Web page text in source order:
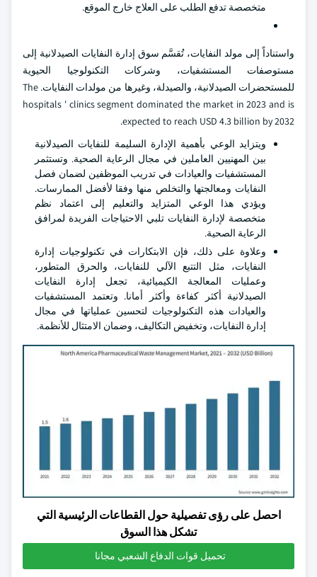
متخصصة تدفع الطلب على العلاج خارج الموقع.
واستناداً إلى مولد النفايات، تُقسَّم سوق إدارة النفايات الصيدلانية إلى
مستوصفات المستشفيات، وشركات التكنولوجيا الحيوية
للمستحضرات الصيدلانية، والصيدلة، وغيرها من مولدات النفايات. The
hospitals ' clinics segment dominated the market in 2023 and is
expected to reach USD 4.3 billion by 2032.
ويتزايد الوعي بأهمية الإدارة السليمة للنفايات الصيدلانية
بين المهنيين العاملين في مجال الرعاية الصحية. وتستثمر
المستشفيات والعيادات في تدريب الموظفين لضمان فصل
النفايات ومعالجتها والتخلص منها وفقا لأفضل الممارسات.
ويؤدي هذا الوعي المتزايد والتعليم إلى اعتماد نظم
متخصصة لإدارة النفايات تلبي الاحتياجات الفريدة لمرافق
الرعاية الصحية.
وعلاوة على ذلك، فإن الابتكارات في تكنولوجيات إدارة
النفايات، مثل التتبع الآلي للنفايات، والحرق المتطور،
وعمليات المعالجة الكيميائية، تجعل إدارة النفايات
الصيدلانية أكثر كفاءة وأكثر أمانا. وتعتمد المستشفيات
والعيادات هذه التكنولوجيات لتحسين عملياتها في مجال
إدارة النفايات، وتخفيض التكاليف، وضمان الامتثال للأنظمة.
احصل على رؤى تفصيلية حول القطاعات الرئيسية التي
تشكل هذا السوق
تحميل قوات الدفاع الشعبي مجانا